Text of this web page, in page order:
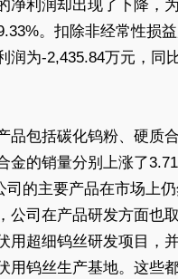
净利润却出现了下降，
。扣除非经常性损
润为-2,435.84万元，同
品包括碳化钨粉、硬质
金的销量分别上涨了
司的主要产品在市场上
公司在产品研发方面也
用超细钨丝研发项目，
用钨丝生产基地。这些